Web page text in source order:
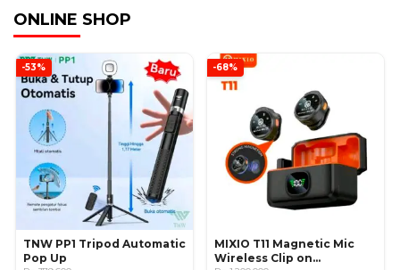
ONLINE SHOP
-53%
TNW PP1 Tripod Automatic
Pop Up
-68%
MIXIO T11 Magnetic Mic
Wireless Clip on